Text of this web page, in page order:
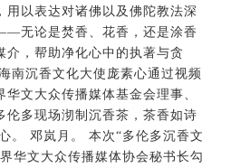
用以表达对诸佛以及佛陀教法深
无论是焚香、花香，还是涂香
，帮助净化心中的执著与贪
南沉香文化大使庞素心通过视频
华文大众传播媒体基金会理事、
伦多现场沏制沉香茶，茶香如诗
。 邓岚月。 本次“多伦多沉香文
华文大众传播媒体协会秘书长勾